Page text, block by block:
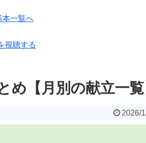
本一覧へ
視聴する
め【月別の献立一覧
2026/